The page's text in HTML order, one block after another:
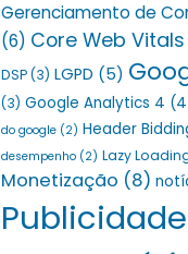
Gerenciamento de
(6) Core Web Vitals
DSP(3) LGPD (5)
(3) Google Analytics 4
do google (2) Header
desempenho (2) Lazy
Monetização (8)
Publicidade